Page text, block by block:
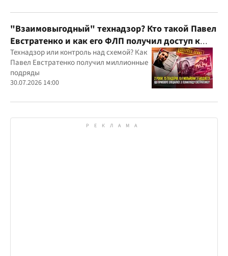
юрисдикций
"Взаимовыгодный" технадзор? Кто такой Павел
Евстратенко и как его ФЛП получил доступ к
бюджетным миллионам?
Технадзор или контроль над схемой? Как
Павел Евстратенко получил миллионные
подряды
30.07.2026 14:00